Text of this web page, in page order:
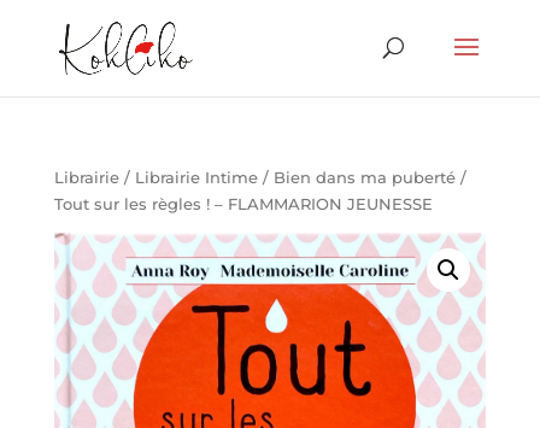
Librairie/ Librairie Intime/ Bien dans ma puberté/
Tout sur les règles ! – FLAMMARION JEUNESSE